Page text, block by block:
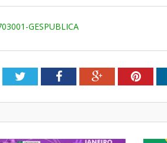
GESPUBLICA
TwitterFacebookGoogle+